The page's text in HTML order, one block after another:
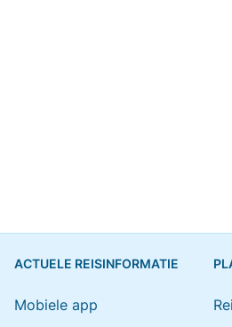
ACTUELE REISINFORMATIE
Mobiele app